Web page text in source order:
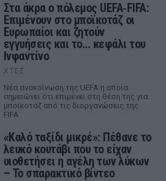
Στα άκρα ο πόλεμος UEFA‑FIFA:
Επιμένουν στο μποϊκοτάζ οι
Ευρωπαίοι και ζητούν
εγγυήσεις και το... κεφάλι του
Ινφαντίνο
ΧΤΕΣ
Νέα ανακοίνωση της UEFA η οποία
σημειώνει ότι επιμένει στη θέση της για
μποϊκοτάζ από τις διοργανώσεις της
FIFA
«Καλό ταξίδι μικρέ»: Πέθανε το
λευκό κουτάβι που το είχαν
υιοθετήσει η αγέλη των λύκων
– Το σπαρακτικό βίντεο